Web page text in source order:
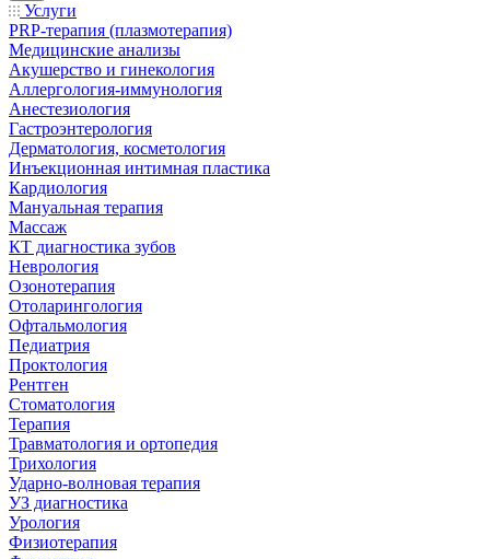
Услуги
PRP-терапия (плазмотерапия)
Медицинские анализы
Акушерство и гинекология
Аллергология-иммунология
Анестезиология
Гастроэнтерология
Дерматология, косметология
Инъекционная интимная пластика
Кардиология
Мануальная терапия
Массаж
КТ диагностика зубов
Неврология
Озонотерапия
Отоларингология
Офтальмология
Педиатрия
Проктология
Рентген
Стоматология
Терапия
Травматология и ортопедия
Трихология
Ударно-волновая терапия
УЗ диагностика
Урология
Физиотерапия